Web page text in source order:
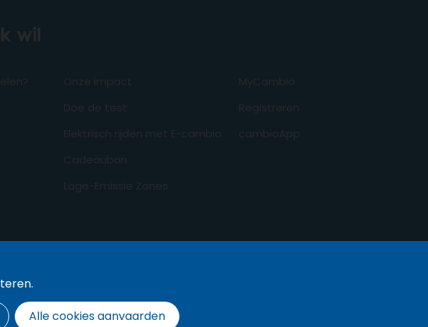
wil
Onze impact
Doe de test
Elektrisch rijden met E-cambio
Cadeaubon
Lage-Emissie Zones
MyCambio
Registreren
cambioApp
Alle cookies aanvaarden